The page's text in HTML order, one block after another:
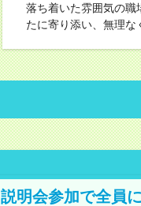
落ち着いた雰囲気の職
たに寄り添い、無理な
説明会参加で全員